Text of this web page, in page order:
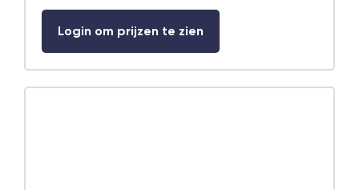
Login om prijzen te zien